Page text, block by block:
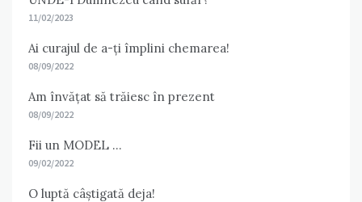
11/02/2023
Ai curajul de a-ți împlini chemarea!
08/09/2022
Am învățat să trăiesc în prezent
08/09/2022
Fii un MODEL …
09/02/2022
O luptă câștigată deja!